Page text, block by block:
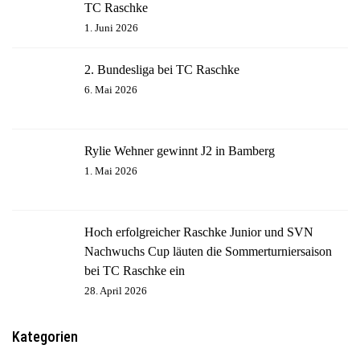
TC Raschke
1. Juni 2026
2. Bundesliga bei TC Raschke
6. Mai 2026
Rylie Wehner gewinnt J2 in Bamberg
1. Mai 2026
Hoch erfolgreicher Raschke Junior und SVN
Nachwuchs Cup läuten die Sommerturniersaison
bei TC Raschke ein
28. April 2026
Kategorien